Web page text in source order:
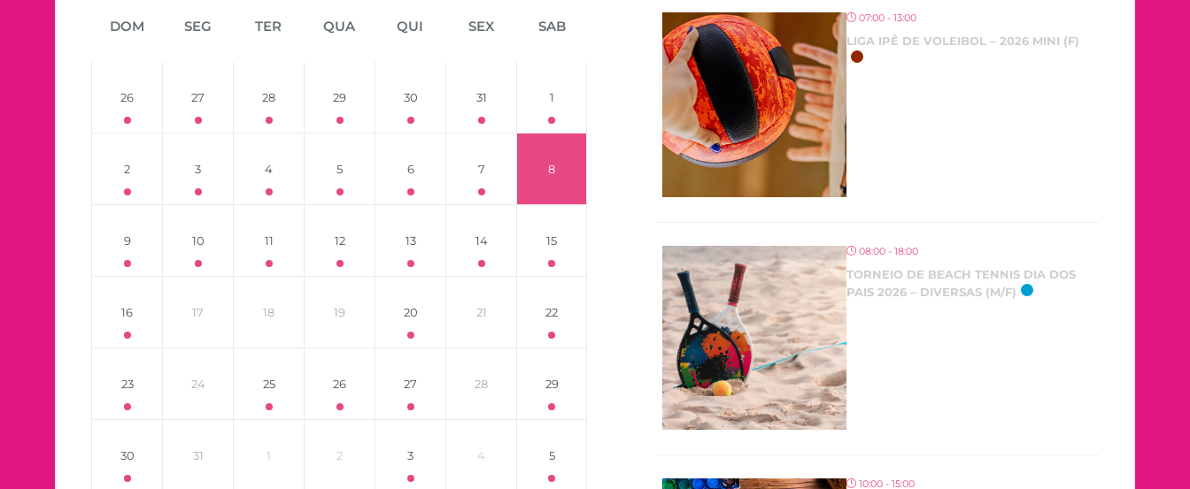
DOM SEG TER QUA QUI SEX SAB
26 27 28 29 30 31 1
2 3 4 5 6 7 8
9 10 11 12 13 14 15
16 17 18 19 20 21 22
23 24 25 26 27 28 29
30 31 1 2 3 4 5
07:00 - 13:00
LIGA IPÊ DE VOLEIBOL – 2026 MINI (F)
08:00 - 18:00
TORNEIO DE BEACH TENNIS DIA DOS
PAIS 2026 – DIVERSAS (M/F)
10:00 - 15:00